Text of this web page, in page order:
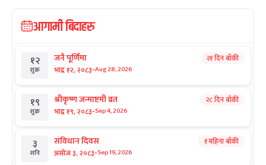
आगामी बिदाहरु
१२
शुक्र
जनै पूर्णिमा
भाद्र १२, २०८३-Aug 28, 2026
२१ दिन बाँकी
१९
शुक्र
श्रीकृष्ण जन्माष्टमी व्रत
भाद्र १९, २०८३-Sep 4, 2026
२८ दिन बाँकी
३
शनि
संविधान दिवस
असोज ३, २०८३-Sep 19, 2026
१ महिना बाँकी